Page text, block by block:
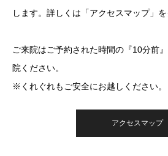
します。詳しくは「アクセスマップ」
ご来院はご予約された時間の『10分前
院ください。
※くれぐれもご安全にお越しください。
アクセスマップ